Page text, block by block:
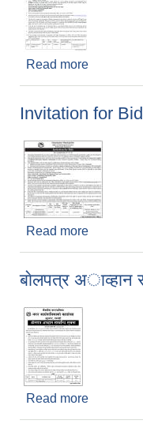
Read more
Invitation for
Read more
बाेलपत्र अाव्हान
Read more